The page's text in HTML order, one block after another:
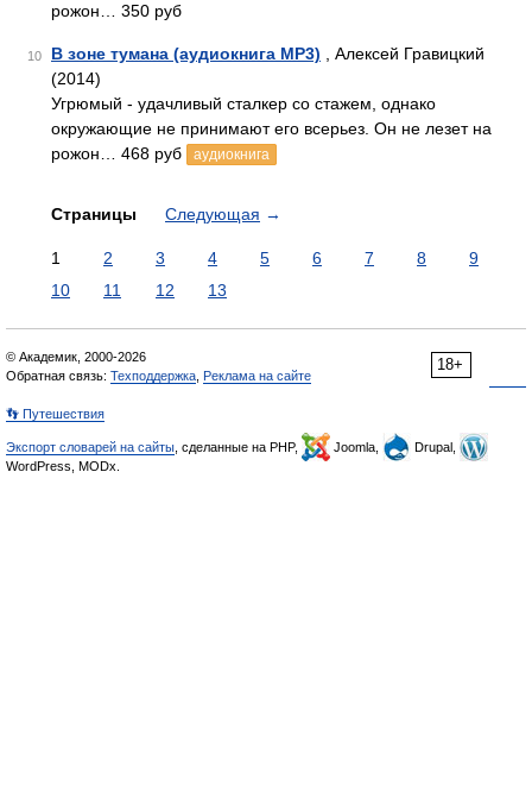
рожон… 350 руб
10 В зоне тумана (аудиокнига MP3) , Алексей Гравицкий
(2014)
Угрюмый - удачливый сталкер со стажем, однако
окружающие не принимают его всерьез. Он не лезет на
рожон… 468 руб
аудиокнига
Страницы Следующая →
1 2 3 4 5 6 7 8
9
10
11 12 13
18+
© Академик, 2000-2026
Обратная связь: Техподдержка Реклама на сайте
👣 Путешествия
Экспорт словарей на сайты , сделанные на PHP, Joomla,
Drupal,
WordPress, MODx.